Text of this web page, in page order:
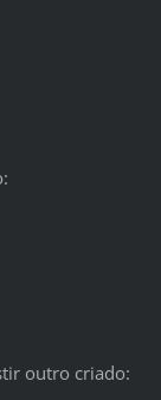
outro criado: